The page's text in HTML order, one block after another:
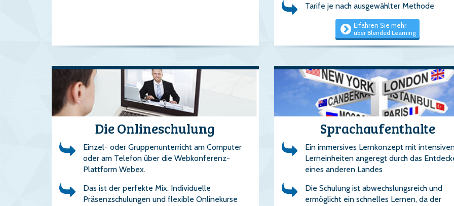
Tarife je nach ausgewählter Methode
Erfahren Sie mehr
über Blended Learning
Die Onlineschulung
Einzel- oder Gruppenunterricht am Computer
oder am Telefon über die Webkonferenz-
Plattform Webex.
Das ist der perfekte Mix. Individuelle
Präsenzschulungen und flexible Onlinekurse
Sprachaufenthalte
Ein immersives Lernkonzept mit
Lerneinheiten angeregt durch das
eines anderen Landes
Die Schulung ist abwechslungsreich und
ermöglicht ein schnelles Lernen, da der